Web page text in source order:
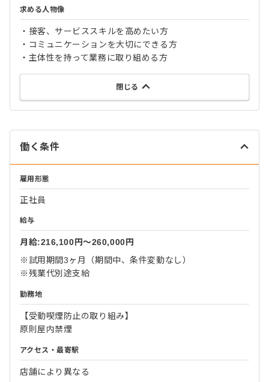
求める人物像
・接客、サービススキルを高めたい方
・コミュニケーションを大切にできる方
・主体性を持って業務に取り組める方
閉じる
働く条件
雇用形態
正社員
給与
月給:216,100円〜260,000円
※試用期間3ヶ月（期間中、条件変動なし）
※残業代別途支給
勤務地
【受動喫煙防止の取り組み】
原則屋内禁煙
アクセス・最寄駅
店舗により異なる